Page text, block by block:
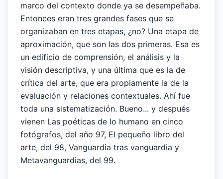
marco del contexto donde ya se desempeñaba.
Entonces eran tres grandes fases que se
organizaban en tres etapas, ¿no? Una etapa de
aproximación, que son las dos primeras. Esa es
un edificio de comprensión, el análisis y la
visión descriptiva, y una última que es la de
crítica del arte, que era propiamente la de la
evaluación y relaciones contextuales. Ahí fue
toda una sistematización. Bueno... y después
vienen Las poéticas de lo humano en cinco
fotógrafos, del año 97, El pequeño libro del
arte, del 98, Vanguardia tras vanguardia y
Metavanguardias, del 99.